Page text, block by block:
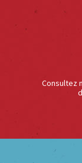
Consultez